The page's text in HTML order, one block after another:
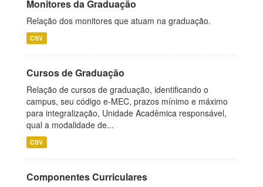
Monitores da Graduação
Relação dos monitores que atuam na graduação.
CSV
Cursos de Graduação
Relação de cursos de graduação, identificando o
campus, seu código e-MEC, prazos mínimo e máximo
para integralização, Unidade Acadêmica responsável,
qual a modalidade de...
CSV
Componentes Curriculares